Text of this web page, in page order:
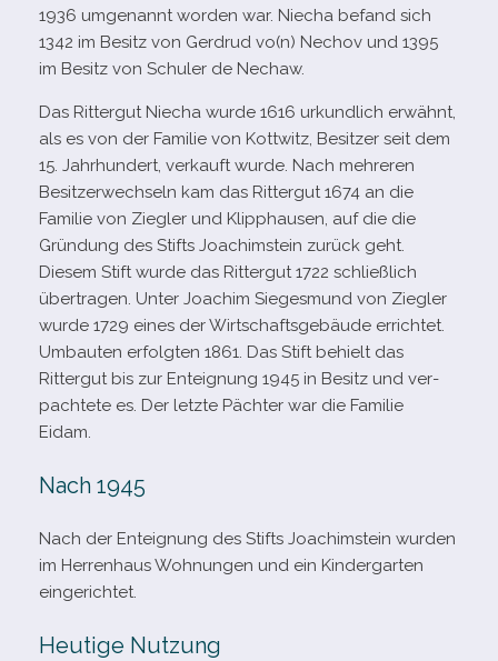
1936 umge­nannt wor­den war. Niecha befand sich
1342 im Besitz von Gerdrud vo(n) Nechov und 1395
im Besitz von Schuler de Nechaw.
Das Rittergut Niecha wurde 1616 urkund­lich erwähnt,
als es von der Familie von Kottwitz, Besitzer seit dem
15. Jahrhundert, ver­kauft wurde. Nach meh­re­ren
Besitzerwechseln kam das Rittergut 1674 an die
Familie von Ziegler und Klipphausen, auf die die
Gründung des Stifts Joachimstein zurück geht.
Diesem Stift wurde das Rittergut 1722 schließ­lich
über­tra­gen. Unter Joachim Siegesmund von Ziegler
wurde 1729 eines der Wirtschaftsgebäude errich­tet.
Umbauten erfolg­ten 1861. Das Stift behielt das
Rittergut bis zur Enteignung 1945 in Besitz und ver­
pach­tete es. Der letzte Pächter war die Familie
Eidam.
Nach 1945
Nach der Enteignung des Stifts Joachimstein wur­den
im Herrenhaus Wohnungen und ein Kindergarten
eingerichtet.
Heutige Nutzung